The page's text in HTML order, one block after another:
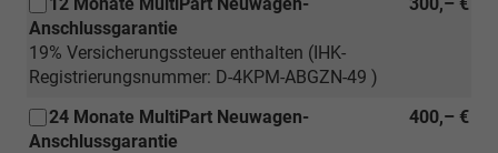
Anschlussgarantie
19% Versicherungssteuer enthalten (IHK-
Registrierungsnummer: D-4KPM-ABGZN-49 )
400,– €
24 Monate MultiPart Neuwagen-
Anschlussgarantie